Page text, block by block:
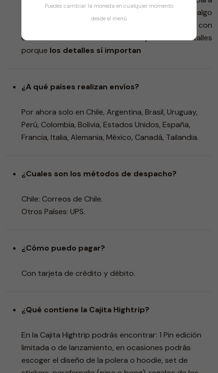
enrolar, algo para vestir, algo para coleccionar y algo
Inspirada en el aquí, conectada con
el ahora.
Una caja llena de detalles
porque los detalles sí importan
¿A qué países realizan envíos?
Por ahora solo en Chile, Argentina, Brasil, Uruguay,
Perú, Colombia, Bolivia, Estados Unidos, España,
Francia, Italia, Alemania, México, Canadá, Tailandia.
¿Cuales son los métodos de despacho?
Chile: Correos de Chile.
Otros Países: UPS.
¿Cómo puedo pagar?
Con tarjeta de crédito y débito.
¿Qué contiene la Cajita Hightrip?
En la Cajita Hightrip podrás encontrar: 1 Pin edición
limitada o de lanzamiento, en ocasiones podrás
escoger el diseño de la polera o hoodie, set de
Puedes cambiar la moneda en cualquier momento
desde el menú